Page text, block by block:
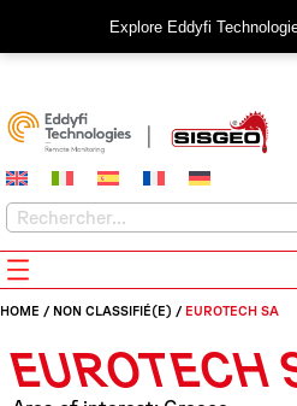
Explore Eddyfi
HOME / NON CLASSIFIÉ(E) / EUROTECH SA
EUROTECH